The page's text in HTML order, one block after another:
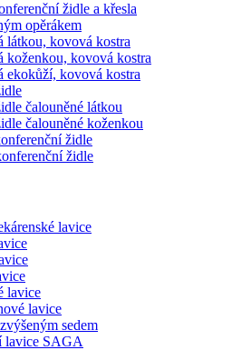
židle a křesla
opěrákem
látkou, kovová kostra
koženkou, kovová kostra
ekokůží, kovová kostra
čalouněné látkou
čalouněné koženkou
židle
židle
lavice
lavice
lavice
sedem
lavice SAGA